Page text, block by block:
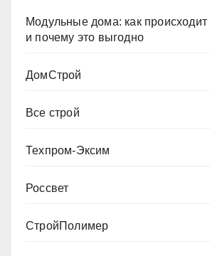
Модульные дома: как происходит
и почему это выгодно
ДомСтрой
Все строй
Техпром-Эксим
Россвет
СтройПолимер